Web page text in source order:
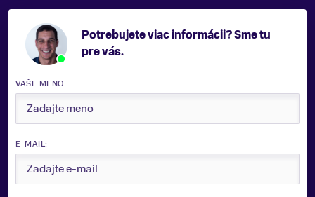
Potrebujete viac informácii? Sme tu
pre vás.
VAŠE MENO:
E-MAIL: